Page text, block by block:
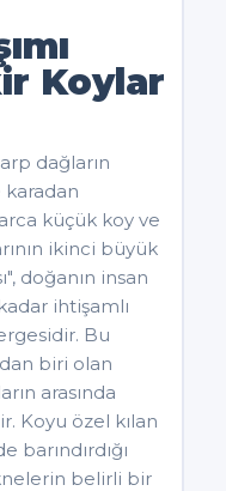
Koylar
dağların
küçük koy ve
ikinci büyük
doğanın insan
ihtişamlı
Bu
biri olan
arasında
Koyu özel kılan
barındırdığı
belirli bir